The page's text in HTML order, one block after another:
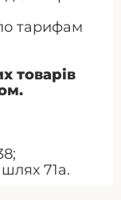
тарифам
товарів
71а.